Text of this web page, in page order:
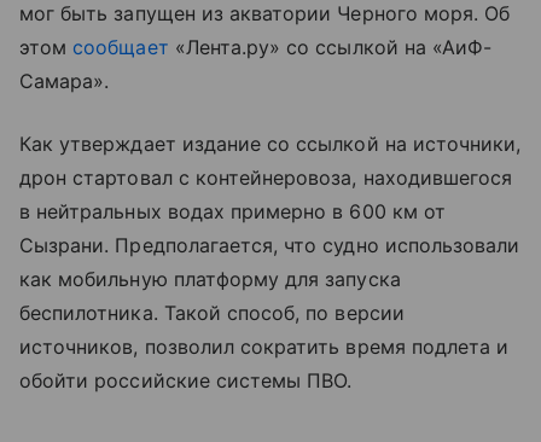
мог быть запущен из акватории Черного моря. Об
этом сообщает «Лента.ру» со ссылкой на «АиФ-
Самара».
Как утверждает издание со ссылкой на источники,
дрон стартовал с контейнеровоза, находившегося
в нейтральных водах примерно в 600 км от
Сызрани. Предполагается, что судно использовали
как мобильную платформу для запуска
беспилотника. Такой способ, по версии
источников, позволил сократить время подлета и
обойти российские системы ПВО.